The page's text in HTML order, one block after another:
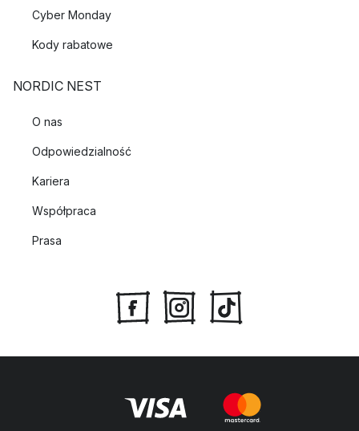
Cyber Monday
Kody rabatowe
NORDIC NEST
O nas
Odpowiedzialność
Kariera
Współpraca
Prasa